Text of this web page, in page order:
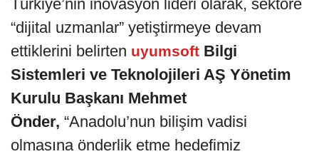
Türkiye’nin inovasyon lideri olarak, sektöre
“dijital uzmanlar” yetiştirmeye devam
ettiklerini belirten uyumsoft Bilgi
Sistemleri ve Teknolojileri AŞ Yönetim
Kurulu Başkanı Mehmet
Önder, “Anadolu’nun bilişim vadisi
olmasına önderlik etme hedefimiz